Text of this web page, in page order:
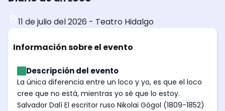
11 de julio del 2026 - Teatro Hidalgo
Información sobre el evento
Descripción del evento
La única diferencia entre un loco y yo, es que el loco
cree que no está, mientras yo sé que lo estoy.
Salvador Dalí El escritor ruso Nikolai Gógol (1809-1852)